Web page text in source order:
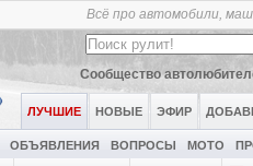
Всё про автомобили,
Сообщество
ЛУЧШИЕ НОВЫЕ ЭФИР
ОБЪЯВЛЕНИЯ ВОПРОСЫ МОТО